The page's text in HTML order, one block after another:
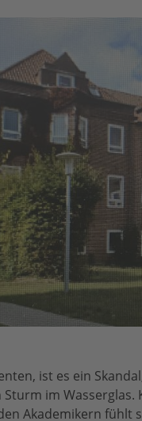
ist es ein
im Wasserglas.
Akademikern fühlt